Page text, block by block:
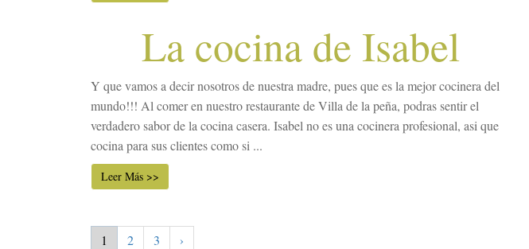
La cocina de Isabel
Y que vamos a decir nosotros de nuestra madre, pues que es la mejor cocinera del
mundo!!! Al comer en nuestro restaurante de Villa de la peña, podras sentir el
verdadero sabor de la cocina casera. Isabel no es una cocinera profesional, asi que
cocina para sus clientes como si ...
Leer Más >>
1 2 3 ›